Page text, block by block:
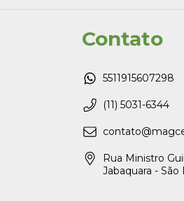
Contato
5511915607298
(11) 5031-6344
Rua Ministro
Jabaquara -